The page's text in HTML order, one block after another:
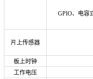
GPIO、电容
片上传感器
板上时钟
工作电压